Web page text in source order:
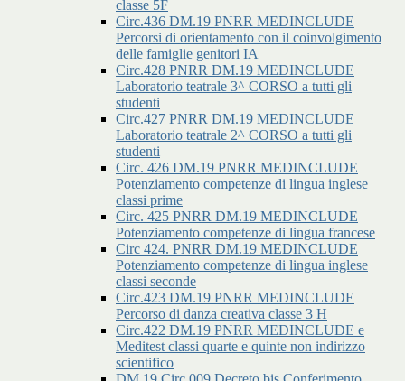
classe 5F
Circ.436 DM.19 PNRR MEDINCLUDE
Percorsi di orientamento con il coinvolgimento
delle famiglie genitori IA
Circ.428 PNRR DM.19 MEDINCLUDE
Laboratorio teatrale 3^ CORSO a tutti gli
studenti
Circ.427 PNRR DM.19 MEDINCLUDE
Laboratorio teatrale 2^ CORSO a tutti gli
studenti
Circ. 426 DM.19 PNRR MEDINCLUDE
Potenziamento competenze di lingua inglese
classi prime
Circ. 425 PNRR DM.19 MEDINCLUDE
Potenziamento competenze di lingua francese
Circ 424. PNRR DM.19 MEDINCLUDE
Potenziamento competenze di lingua inglese
classi seconde
Circ.423 DM.19 PNRR MEDINCLUDE
Percorso di danza creativa classe 3 H
Circ.422 DM.19 PNRR MEDINCLUDE e
Meditest classi quarte e quinte non indirizzo
scientifico